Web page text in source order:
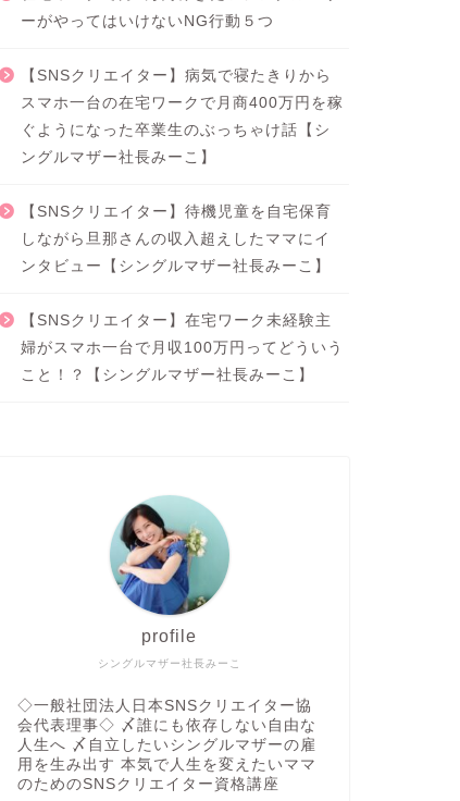
ーがやってはいけないNG行動５つ
【SNSクリエイター】病気で寝たきりから
スマホ一台の在宅ワークで月商400万円を稼
ぐようになった卒業生のぶっちゃけ話【シ
ングルマザー社長みーこ】
【SNSクリエイター】待機児童を自宅保育
しながら旦那さんの収入超えしたママにイ
ンタビュー【シングルマザー社長みーこ】
【SNSクリエイター】在宅ワーク未経験主
婦がスマホ一台で月収100万円ってどういう
こと！？【シングルマザー社長みーこ】
シングルマザー社長みーこ
profile
◇一般社団法人日本SNSクリエイター協
会代表理事◇ 〆誰にも依存しない自由な
人生へ 〆自立したいシングルマザーの雇
用を生み出す 本気で人生を変えたいママ
のためのSNSクリエイター資格講座